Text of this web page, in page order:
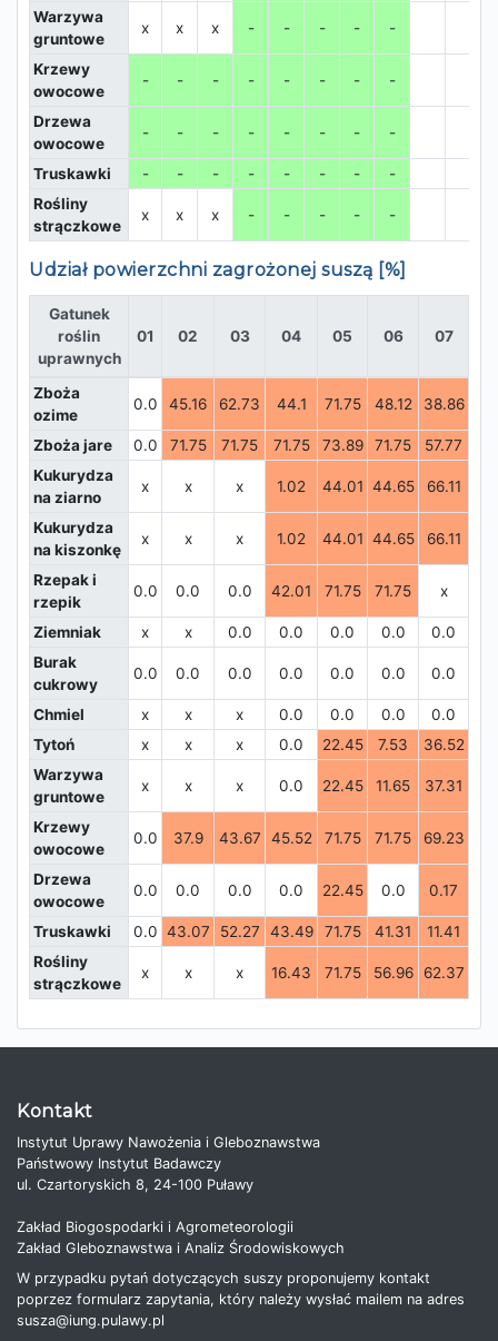
Warzywa
gruntowe
x x x - - - - -
Krzewy
owocowe
- - - - - - - -
Drzewa
owocowe
- - - - - - - -
Truskawki - - - - - - -
-
Rośliny
strączkowe
x x x - - - - -
Udział powierzchni zagrożonej suszą [%]
Gatunek
roślin
uprawnych
01 02 03 04 05 06 07
Zboża
ozime
0.0 45.16 62.73 44.1 71.75 48.12 38.86
Zboża jare 0.0 71.75 71.75 71.75 73.89 71.75 57.77
Kukurydza
na ziarno
x x x 1.02 44.01 44.65 66.11
Kukurydza
na kiszonkę
x x x 1.02 44.01 44.65 66.11
Rzepak i
rzepik
0.0 0.0 0.0 42.01 71.75 71.75 x
Ziemniak x x 0.0 0.0 0.0 0.0 0.0
Burak
cukrowy
0.0 0.0 0.0 0.0 0.0 0.0 0.0
Chmiel x x x 0.0 0.0 0.0 0.0
Tytoń
x x x 0.0 22.45 7.53 36.52
Warzywa
gruntowe
x x x 0.0 22.45 11.65 37.31
Krzewy
owocowe
0.0 37.9 43.67 45.52 71.75 71.75 69.23
Drzewa
owocowe
0.0 0.0 0.0 0.0 22.45 0.0 0.17
Truskawki 0.0 43.07 52.27 43.49 71.75 41.31 11.41
Rośliny
strączkowe
x x x 16.43 71.75 56.96 62.37
Kontakt
Instytut Uprawy Nawożenia i Gleboznawstwa
Państwowy Instytut Badawczy
ul. Czartoryskich 8, 24-100 Puławy
Zakład Biogospodarki i Agrometeorologii
Zakład Gleboznawstwa i Analiz Środowiskowych
W przypadku pytań dotyczących suszy proponujemy kontakt
poprzez formularz zapytania, który należy wysłać mailem na adres
susza@iung.pulawy.pl